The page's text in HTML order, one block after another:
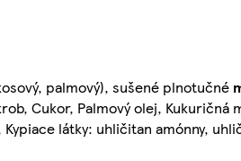
palmový), sušené plnotučné
Cukor, Palmový olej, Kukuričná
Kypiace látky: uhličitan amónny,